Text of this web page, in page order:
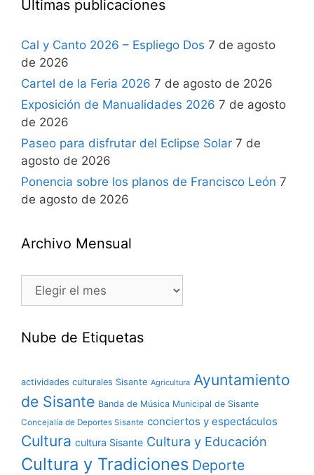
Últimas publicaciones
Cal y Canto 2026 – Espliego Dos 7 de agosto
de 2026
Cartel de la Feria 2026 7 de agosto de 2026
Exposición de Manualidades 2026 7 de agosto
de 2026
Paseo para disfrutar del Eclipse Solar 7 de
agosto de 2026
Ponencia sobre los planos de Francisco León 7
de agosto de 2026
Archivo Mensual
Nube de Etiquetas
actividades culturales Sisante Agricultura Ayuntamiento
de Sisante Banda de Música Municipal de Sisante
Concejalía de Deportes Sisante conciertos y espectáculos
Cultura cultura Sisante Cultura y Educación
Cultura y Tradiciones Deporte